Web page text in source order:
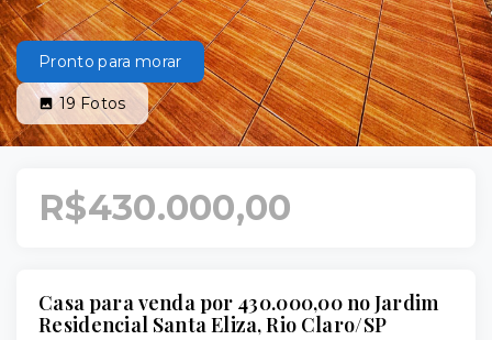
Pronto para morar
19 Fotos
R$430.000,00
Casa para venda por 430.000,00 no Jardim
Residencial Santa Eliza, Rio Claro/SP